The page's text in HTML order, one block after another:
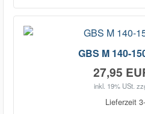
GBS M 140-
27,95
inkl. 19% USt.
Lieferzeit